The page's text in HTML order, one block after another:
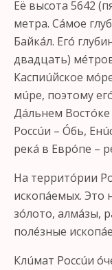
Её высота 5642
метра. Сáмое
Байкáл. Егó
двадцать)
Каспиúйское
мúре, поэтому
Дáльнем
Россúи – Óбь,
рекá в Еврóпе –
На территóрии
ископáемых. Это
зóлото, алмáзы,
полéзные
Клúмат Россúи